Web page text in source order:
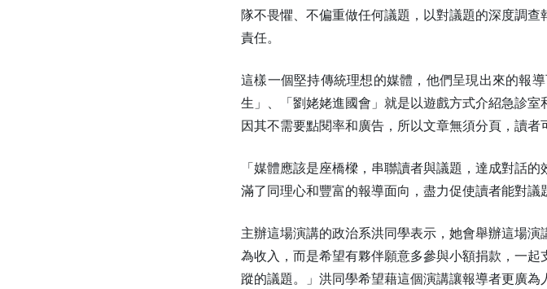
隊不畏懼、不偏重做任何議題，以對議題的深度調
責任。
這樣一個堅持傳統理想的媒體，他們呈現出來的報
生」、「劉姥姥進國會」就是以遊戲方式介紹急診
因其不需要點閱率和廣告，所以文章無須分頁，讀者
「媒體應該是座橋樑，串聯讀者與議題，達成對話
滿了同理心和豐富的報導面向，盡力促使讀者能對議
主辦這場演講的政治系洪同學表示，她會舉辦這場
為收入，而是希望有夥伴願意多參與小額捐款，一
蹤的議題。」洪同學希望藉這個演講讓報導者更廣